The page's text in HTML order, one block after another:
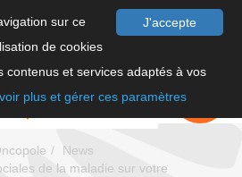
J'accepte
sur ce
de cookies
contenus et services adaptés à vos
plus et gérer ces paramètres
FAIRE UN
DON
News
de la maladie sur votre